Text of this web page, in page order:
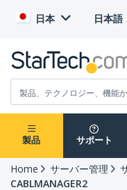
日本 日本語
製品 サポート
Home サーバー管理
CABLMANAGER2